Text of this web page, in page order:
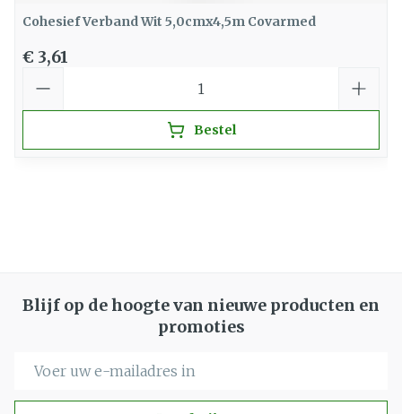
Cohesief Verband Wit 5,0cmx4,5m Covarmed
€ 3,61
Bestel
Blijf op de hoogte van nieuwe producten en
promoties